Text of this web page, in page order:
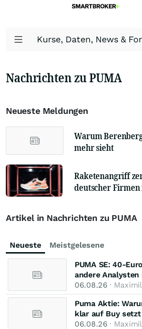
Kurse, Daten, News &
Nachrichten zu PUMA
Neueste Meldungen
Warum
mehr sieht
Raketenangriff
deutscher Firmen
Artikel in Nachrichten zu PUMA
Neueste Meistgelesene
PUMA SE: 40-
andere Analysten
06.08.26 ·
Puma Aktie:
klar auf Buy setzt
06.08.26 ·